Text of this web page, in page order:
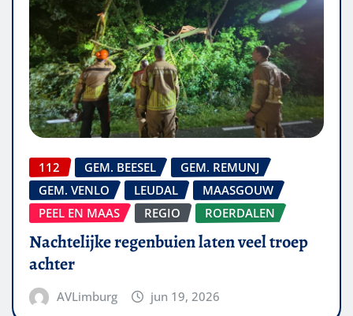
112 GEM. BEESEL
GEM. REMUNJ
GEM. VENLO
LEUDAL
MAASGOUW
PEEL EN MAAS
REGIO ROERDALEN
Nachtelijke regenbuien laten veel troep
achter
AVLimburg jun 19, 2026